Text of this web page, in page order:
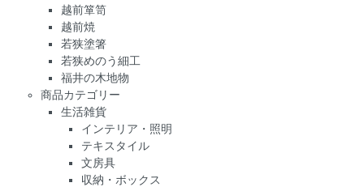
越前箪笥
越前焼
若狭塗箸
若狭めのう細工
福井の木地物
商品カテゴリー
生活雑貨
インテリア・照明
テキスタイル
文房具
収納・ボックス